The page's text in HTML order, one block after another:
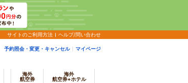
サイトのご利用方法 ヘルプ/問い合わせ
予約照会・変更・キャンセル マイページ
海外
航空券
海外
航空券+ホテル